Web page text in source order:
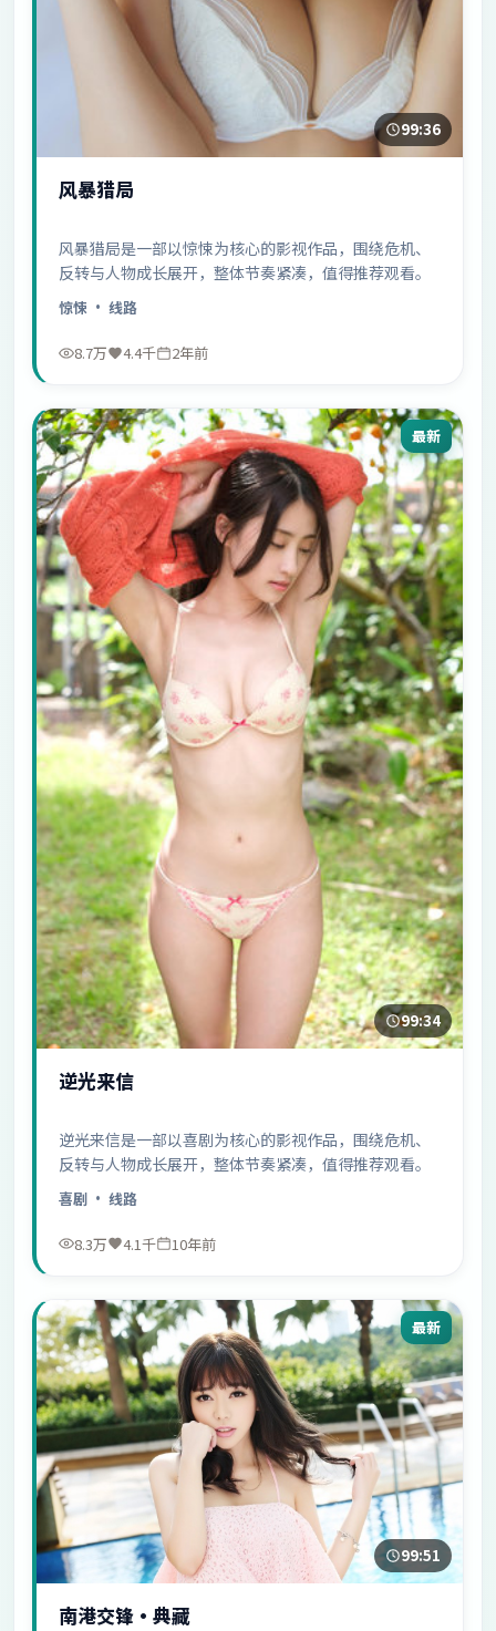
99:36
风暴猎局
风暴猎局是一部以惊悚为核心的影视作品，围绕危机、
反转与人物成长展开，整体节奏紧凑，值得推荐观看。
惊悚 · 线路
8.7万 4.4千 2年前
最新
99:34
逆光来信
逆光来信是一部以喜剧为核心的影视作品，围绕危机、
反转与人物成长展开，整体节奏紧凑，值得推荐观看。
喜剧 · 线路
8.3万 4.1千 10年前
最新
99:51
南港交锋·典藏